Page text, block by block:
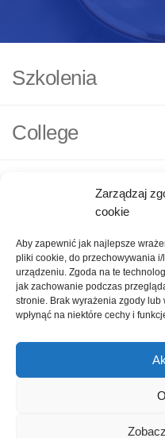
Zarządzaj
cookie
Aby zapewnić jak najlepsze
pliki cookie, do przechowywania
urządzeniu. Zgoda na te
jak zachowanie podczas
stronie. Brak wyrażenia zgody
wpłynąć na niektóre cechy i
Szkolenia
College
O nas Polityka